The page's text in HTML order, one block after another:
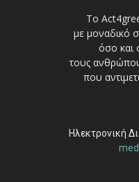
Το
με μοναδικό
όσο και
τους
που
Ηλεκτρονική